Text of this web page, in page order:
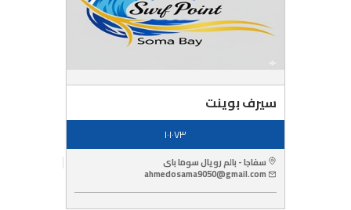
سيرف بوينت
١٠١٠٧٣
سفاجا - بالم رويال سوما باى
ahmedosama9050@gmail.com